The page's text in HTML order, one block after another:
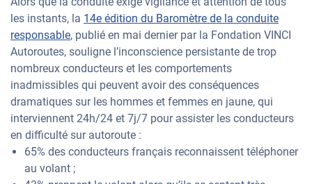
les instants, la 14e édition du Baromètre de la conduite
responsable, publié en mai dernier par la Fondation VINCI
Autoroutes, souligne l’inconscience persistante de trop
nombreux conducteurs et les comportements
inadmissibles qui peuvent avoir des conséquences
dramatiques sur les hommes et femmes en jaune, qui
interviennent 24h/24 et 7j/7 pour assister les conducteurs
en difficulté sur autoroute :
65% des conducteurs français reconnaissent téléphoner
au volant ;